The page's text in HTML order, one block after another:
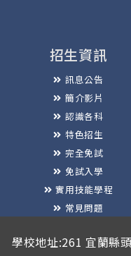
招生資訊
訊息公告
簡介影片
認識各科
特色招生
完全免試
免試入學
實用技能學程
常見問題
學校地址:261 宜蘭縣